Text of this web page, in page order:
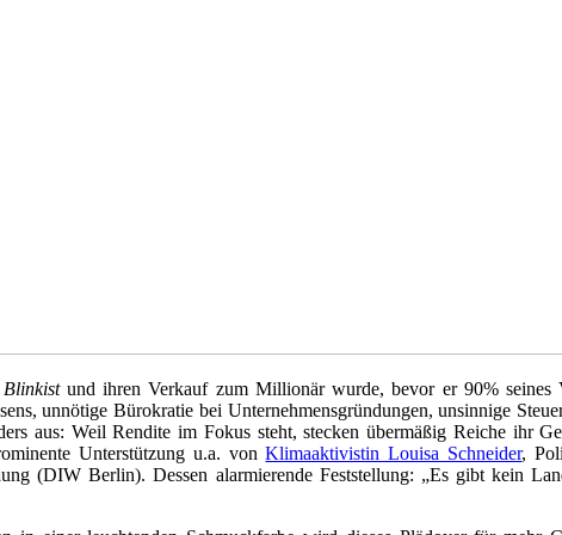
Blinkistund ihren Verkauf zum Millionär wurde, bevor er 90%
unnötige Bürokratie bei Unternehmensgründungen, unsinnige
aus: Weil Rendite im Fokus steht, stecken übermäßig Reiche ihr
Unterstützung u.a. vonKlimaaktivistin Louisa Schneider,
(DIW Berlin). Dessen alarmierende Feststellung: „Es gibt kein